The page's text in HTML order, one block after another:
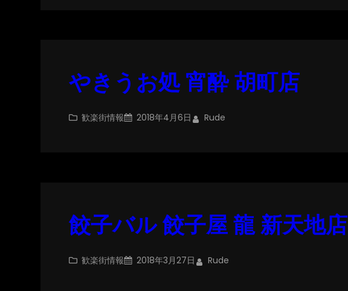
やきうお処 宵酔 胡町店
歓楽街情報 2018年4月6日 Rude
餃子バル 餃子屋 龍 新天地店
歓楽街情報 2018年3月27日 Rude